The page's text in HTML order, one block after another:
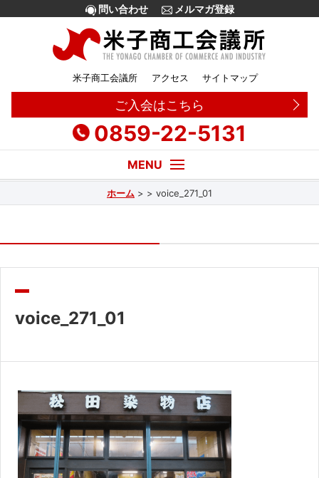
問い合わせ メルマガ登録
米子商工会議所 アクセス サイトマップ
ご入会はこちら
0859-22-5131
販路拡大
共済・福利厚生
証明書・申請
職員採用
ホーム > > voice_271_01
voice_271_01